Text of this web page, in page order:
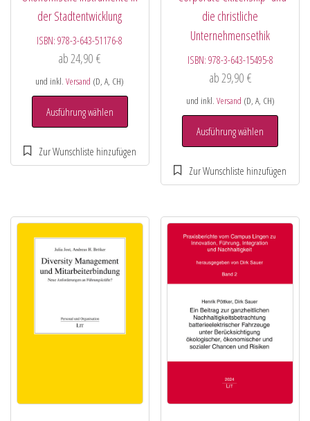
der Stadtentwicklung
ISBN:978-3-643-51176-8
ab 24,90€
und inkl.Versand (D, A, CH)
Ausführung wählen
die christliche
Unternehmensethik
ISBN: 978-3-643-15495-8
ab 29,90 €
und inkl. Versand (D, A, CH)
Ausführung wählen